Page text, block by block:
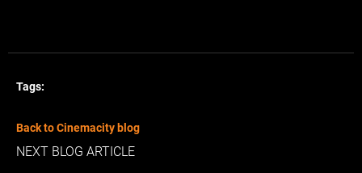
Tags:
Back to Cinemacity blog
NEXT BLOG ARTICLE